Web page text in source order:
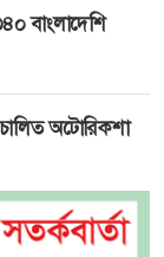
বাংলাদেশি
অটোরিকশা